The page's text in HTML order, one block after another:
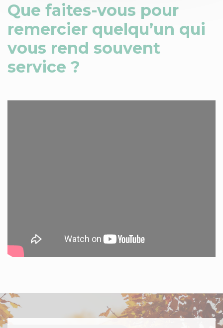
Que faites-vous pour
remercier quelqu’un qui
vous rend souvent
service ?